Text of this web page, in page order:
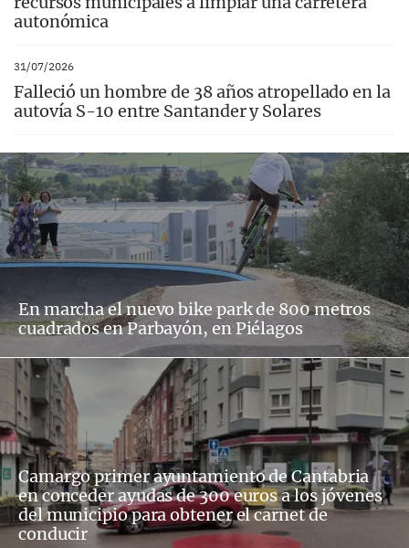
autonómica
31/07/2026
Falleció un hombre de 38 años atropellado en la
autovía S-10 entre Santander y Solares
En marcha el nuevo bike park de 800 metros
cuadrados en Parbayón, en Piélagos
Camargo primer ayuntamiento de Cantabria
en conceder ayudas de 300 euros a los jóvenes
del municipio para obtener el carnet de
conducir